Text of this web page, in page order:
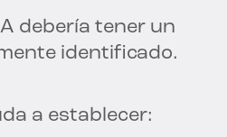
debería tener un
identificado.
a establecer: